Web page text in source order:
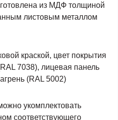
из МДФ толщиной
листовым металлом
краской, цвет покрытия
7038), лицевая панель
(RAL 5002)
укомплектовать
соответствующего